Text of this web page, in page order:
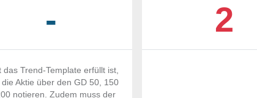
-
das Trend-Template erfüllt ist,
die Aktie über den GD 50, 150
notieren. Zudem muss der
2